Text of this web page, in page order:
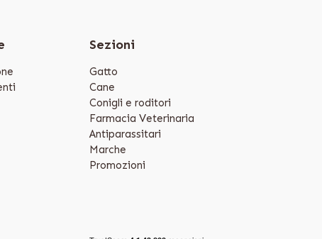
Sezioni
Gatto
Cane
Conigli e roditori
Farmacia Veterinaria
Antiparassitari
Marche
Promozioni